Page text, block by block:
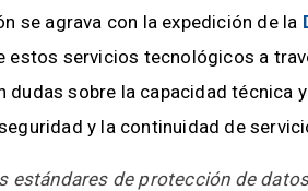
se agrava con la expedición de la
estos servicios tecnológicos a
dudas sobre la capacidad técnica
y la continuidad de
estándares de protección de